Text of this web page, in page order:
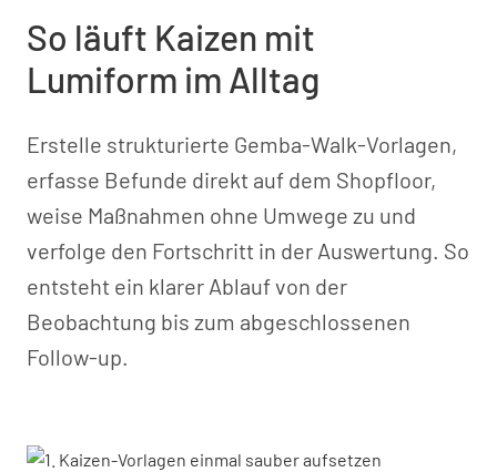
So läuft Kaizen mit
Lumiform im Alltag
Erstelle strukturierte Gemba-Walk-Vorlagen,
erfasse Befunde direkt auf dem Shopfloor,
weise Maßnahmen ohne Umwege zu und
verfolge den Fortschritt in der Auswertung. So
entsteht ein klarer Ablauf von der
Beobachtung bis zum abgeschlossenen
Follow-up.